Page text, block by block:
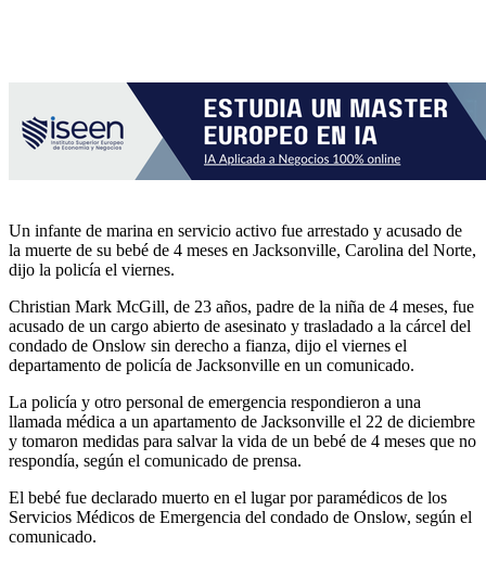
Un infante de marina en servicio activo fue arrestado y acusado de
la muerte de su bebé de 4 meses en Jacksonville, Carolina del Norte,
dijo la policía el viernes.
Christian Mark McGill, de 23 años, padre de la niña de 4 meses, fue
acusado de un cargo abierto de asesinato y trasladado a la cárcel del
condado de Onslow sin derecho a fianza, dijo el viernes el
departamento de policía de Jacksonville en un comunicado.
La policía y otro personal de emergencia respondieron a una
llamada médica a un apartamento de Jacksonville el 22 de diciembre
y tomaron medidas para salvar la vida de un bebé de 4 meses que no
respondía, según el comunicado de prensa.
El bebé fue declarado muerto en el lugar por paramédicos de los
Servicios Médicos de Emergencia del condado de Onslow, según el
comunicado.